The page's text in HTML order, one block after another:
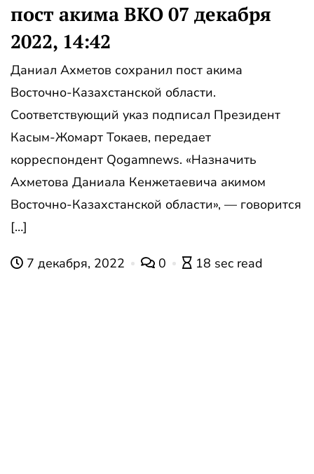
пост акима ВКО 07 декабря
2022, 14:42
Даниал Ахметов сохранил пост акима
Восточно-Казахстанской области.
Соответствующий указ подписал Президент
Касым-Жомарт Токаев, передает
корреспондент Qogamnews. «Назначить
Ахметова Даниала Кенжетаевича акимом
Восточно-Казахстанской области», — говорится
[…]
7 декабря, 2022 0 18 sec read